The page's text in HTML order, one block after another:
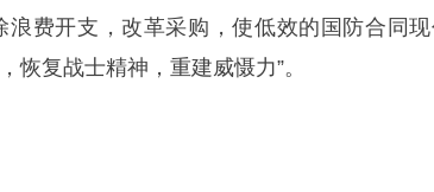
费开支，改革采购，使低效的国防合同
恢复战士精神，重建威慑力”。